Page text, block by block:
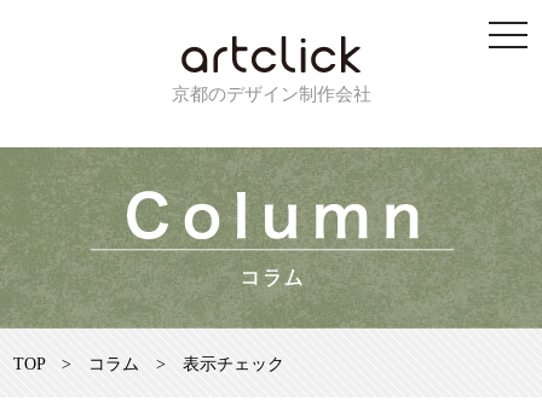
京都のデザイン制作会社
TOP > コラム > 表示チェック